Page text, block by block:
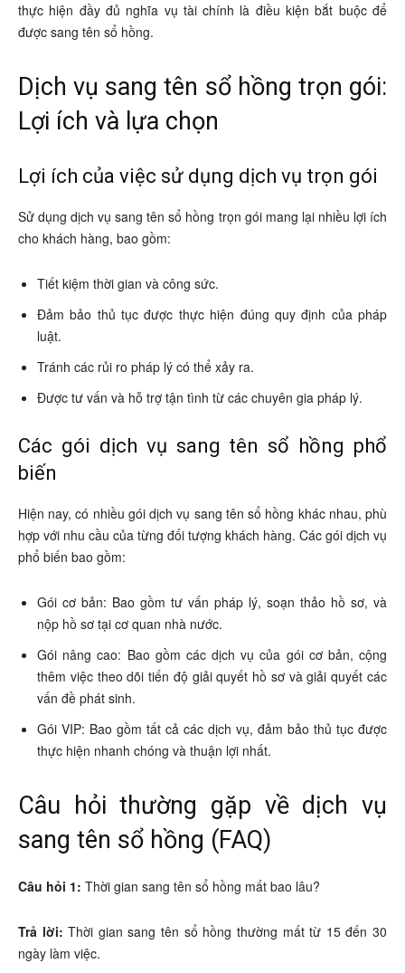
thực hiện đầy đủ nghĩa vụ tài chính là điều kiện bắt buộc để
được sang tên sổ hồng.
Dịch vụ sang tên sổ hồng trọn gói:
Lợi ích và lựa chọn
Lợi ích của việc sử dụng dịch vụ trọn gói
Sử dụng dịch vụ sang tên sổ hồng trọn gói mang lại nhiều lợi ích
cho khách hàng, bao gồm:
Tiết kiệm thời gian và công sức.
Đảm bảo thủ tục được thực hiện đúng quy định của pháp
luật.
Tránh các rủi ro pháp lý có thể xảy ra.
Được tư vấn và hỗ trợ tận tình từ các chuyên gia pháp lý.
Các gói dịch vụ sang tên sổ hồng phổ
biến
Hiện nay, có nhiều gói dịch vụ sang tên sổ hồng khác nhau, phù
hợp với nhu cầu của từng đối tượng khách hàng. Các gói dịch vụ
phổ biến bao gồm:
Gói cơ bản: Bao gồm tư vấn pháp lý, soạn thảo hồ sơ, và
nộp hồ sơ tại cơ quan nhà nước.
Gói nâng cao: Bao gồm các dịch vụ của gói cơ bản, cộng
thêm việc theo dõi tiến độ giải quyết hồ sơ và giải quyết các
vấn đề phát sinh.
Gói VIP: Bao gồm tất cả các dịch vụ, đảm bảo thủ tục được
thực hiện nhanh chóng và thuận lợi nhất.
Câu hỏi thường gặp về dịch vụ
sang tên sổ hồng (FAQ)
Câu hỏi 1: Thời gian sang tên sổ hồng mất bao lâu?
Trả lời: Thời gian sang tên sổ hồng thường mất từ 15 đến 30
ngày làm việc.